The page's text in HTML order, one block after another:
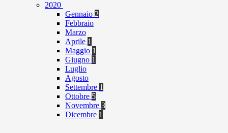
2020
Gennaio 2
Febbraio
Marzo
Aprile 1
Maggio 1
Giugno 1
Luglio
Agosto
Settembre 1
Ottobre 5
Novembre 3
Dicembre 1